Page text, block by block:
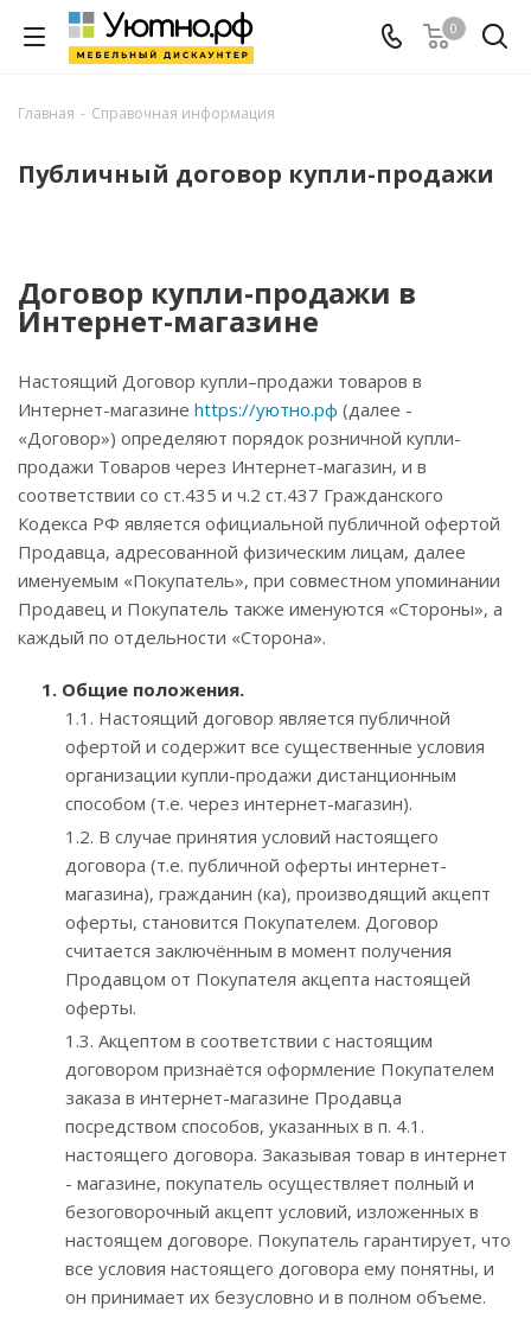
0
Главная - Справочная информация
Публичный договор купли-продажи
Договор купли-продажи в
Интернет-магазине
Настоящий Договор купли–продажи товаров в
Интернет-магазине https://уютно.рф (далее -
«Договор») определяют порядок розничной купли-
продажи Товаров через Интернет-магазин, и в
соответствии со ст.435 и ч.2 ст.437 Гражданского
Кодекса РФ является официальной публичной офертой
Продавца, адресованной физическим лицам, далее
именуемым «Покупатель», при совместном упоминании
Продавец и Покупатель также именуются «Стороны», а
каждый по отдельности «Сторона».
1. Общие положения.
1.1. Настоящий договор является публичной
офертой и содержит все существенные условия
организации купли-продажи дистанционным
способом (т.е. через интернет-магазин).
1.2. В случае принятия условий настоящего
договора (т.е. публичной оферты интернет-
магазина), гражданин (ка), производящий акцепт
оферты, становится Покупателем. Договор
считается заключённым в момент получения
Продавцом от Покупателя акцепта настоящей
оферты.
1.3. Акцептом в соответствии с настоящим
договором признаётся оформление Покупателем
заказа в интернет-магазине Продавца
посредством способов, указанных в п. 4.1.
настоящего договора. Заказывая товар в интернет
- магазине, покупатель осуществляет полный и
безоговорочный акцепт условий, изложенных в
настоящем договоре. Покупатель гарантирует, что
все условия настоящего договора ему понятны, и
он принимает их безусловно и в полном объеме.